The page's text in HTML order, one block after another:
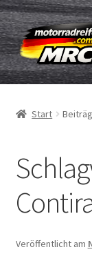
Zur
Navigation
springen
Zum
Inhalt
springen
Reifen
Schläuche
Bestellvorgang
ABC
Start
Veröffentlicht am